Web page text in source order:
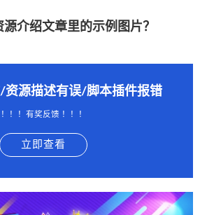
介绍文章里的示例图片？
/资源描述有误/脚本插件报错
！！！有奖反馈 ！！！
立即查看